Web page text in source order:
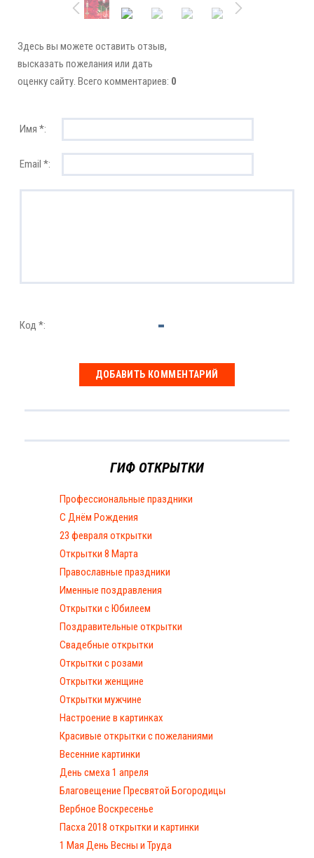
Здесь вы можете оставить отзыв,
высказать пожелания или дать
оценку сайту. Всего комментариев: 0
Имя *:
Email *:
Код *:
ГИФ ОТКРЫТКИ
Профессиональные праздники
С Днём Рождения
23 февраля открытки
Открытки 8 Марта
Православные праздники
Именные поздравления
Открытки с Юбилеем
Поздравительные открытки
Свадебные открытки
Открытки с розами
Открытки женщине
Открытки мужчине
Настроение в картинках
Красивые открытки с пожеланиями
Весенние картинки
День смеха 1 апреля
Благовещение Пресвятой Богородицы
Вербное Воскресенье
Пасха 2018 открытки и картинки
1 Мая День Весны и Труда